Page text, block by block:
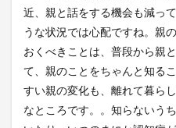
近、親と話をする機会も減っ
うな状況では心配ですね。親
おくべきことは、普段から親
て、親のことをちゃんと知る
すい親の変化も、離れて暮ら
なところです。。知らないう